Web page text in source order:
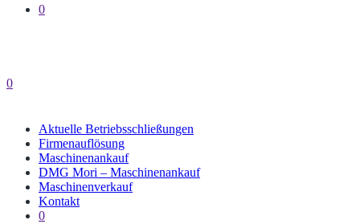
0
0
Aktuelle Betriebsschließungen
Firmenauflösung
Maschinenankauf
DMG Mori – Maschinenankauf
Maschinenverkauf
Kontakt
0